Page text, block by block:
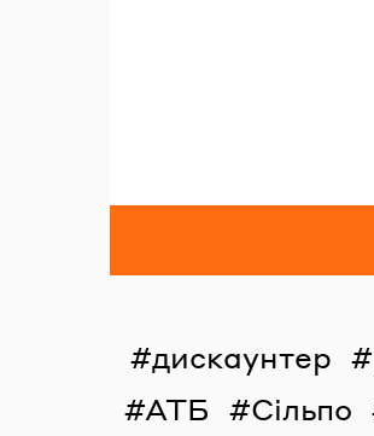
дискаунтер
АТБ
Сільпо